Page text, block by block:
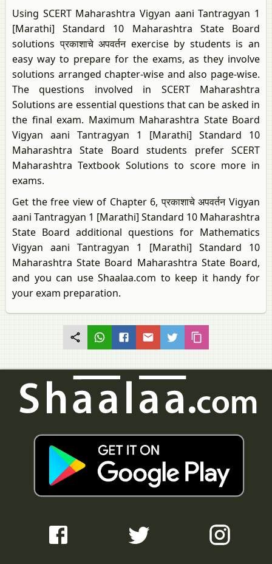
Using SCERT Maharashtra Vigyan aani Tantragyan 1
[Marathi] Standard 10 Maharashtra State Board
solutions प्रकाशाचे अपवर्तन exercise by students is an
easy way to prepare for the exams, as they involve
solutions arranged chapter-wise and also page-wise.
The questions involved in SCERT Maharashtra
Solutions are essential questions that can be asked in
the final exam. Maximum Maharashtra State Board
Vigyan aani Tantragyan 1 [Marathi] Standard 10
Maharashtra State Board students prefer SCERT
Maharashtra Textbook Solutions to score more in
exams.
Get the free view of Chapter 6, प्रकाशाचे अपवर्तन Vigyan
aani Tantragyan 1 [Marathi] Standard 10 Maharashtra
State Board additional questions for Mathematics
Vigyan aani Tantragyan 1 [Marathi] Standard 10
Maharashtra State Board Maharashtra State Board,
and you can use Shaalaa.com to keep it handy for
your exam preparation.